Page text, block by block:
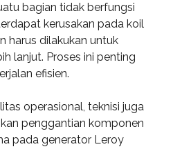
bagian tidak berfungsi
kerusakan pada koil
harus dilakukan untuk
lanjut. Proses ini penting
efisien.
operasional, teknisi juga
penggantian komponen
pada generator Leroy